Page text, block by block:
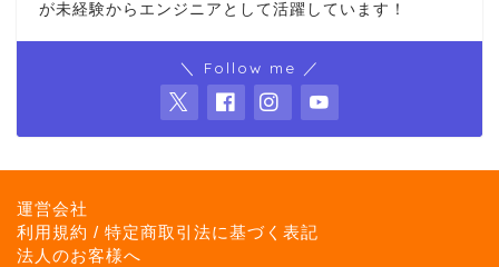
が未経験からエンジニアとして活躍しています！
＼ Follow me ／
運営会社
利用規約 / 特定商取引法に基づく表記
法人のお客様へ